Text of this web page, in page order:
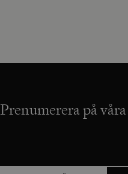
Prenumerera på